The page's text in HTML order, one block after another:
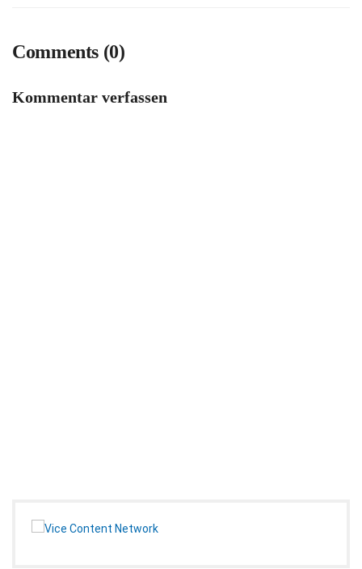
Comments (0)
Kommentar verfassen